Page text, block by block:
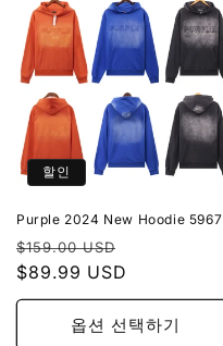
할인
Purple 2024 New Hoodie 5967
정
가
$159.00 USD
가
$89.99 USD
옵션 선택하기